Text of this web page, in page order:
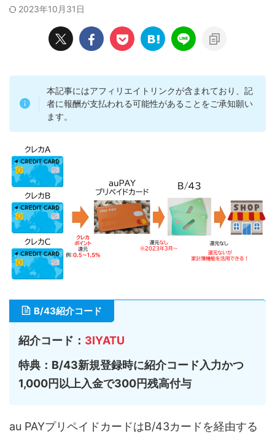
2023年10月31日
本記事にはアフィリエイトリンクが含まれており、記
者に報酬が支払われる可能性があることをご承知願い
ます。
B/43紹介コード
紹介コード： 3IYATU
特典：B/43新規登録時に紹介コード入力かつ
1,000円以上入金で300円残高付与
au PAYプリペイドカードはB/43カードを経由する